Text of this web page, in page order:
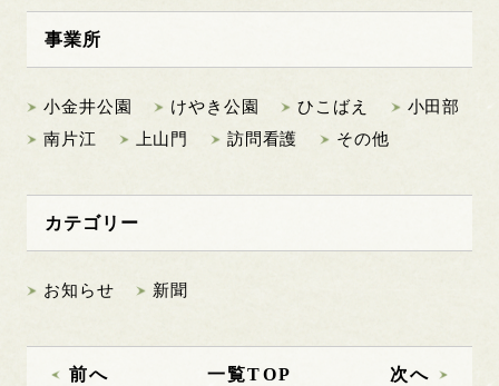
事業所
小金井公園 けやき公園 ひこばえ
小田部
南片江
上山門 訪問看護 その他
カテゴリー
お知らせ 新聞
前へ 一覧TOP 次へ